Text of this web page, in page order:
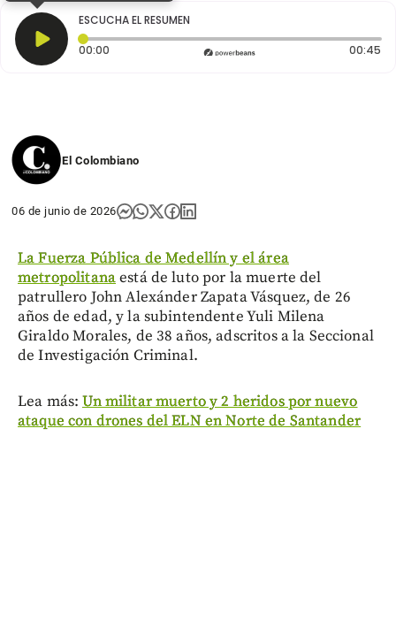
ESCUCHA EL RESUMEN
00:00 Tiempo transcurrido: 0 segundos 00:45
El Colombiano
06 de junio de 2026
La Fuerza Pública de Medellín y el área
metropolitanaestá de luto por la muerte del
patrullero John Alexánder Zapata Vásquez, de 26
años de edad, y la subintendente Yuli Milena
Giraldo Morales, de 38 años, adscritos a la Seccional
de Investigación Criminal.
Lea más:Un militar muerto y 2 heridos por nuevo
ataque con drones del ELN en Norte de Santander